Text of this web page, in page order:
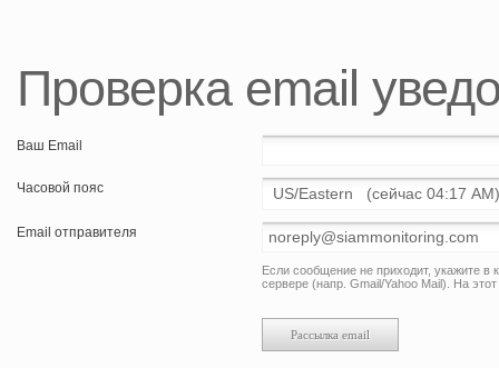
Проверка еmail
Ваш Email
Часовой пояс
Email отправителя
Если сообщение не приходит, укажите
сервере (напр. Gmail/Yahoo Mail). На